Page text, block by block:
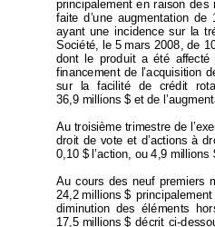
principalement en raison
faite d’une augmentation
ayant une incidence sur la
Société, le 5 mars 2008, de
dont le produit a été affecté
financement de l’acquisition
sur la facilité de crédit
36,9 millions $ et de
Au troisième trimestre de
droit de vote et d’actions à
0,10 $ l’action, ou 4,9 millions
Au cours des neuf premiers
24,2 millions $
diminution des éléments
17,5 millions $ décrit ci-